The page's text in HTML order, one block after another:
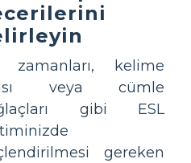
zamanları, kelime
veya cümle
gibi ESL
gereken